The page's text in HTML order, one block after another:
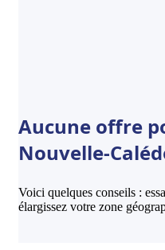
Aucune offre
Nouvelle-
Voici quelques conseils :
élargissez votre zone